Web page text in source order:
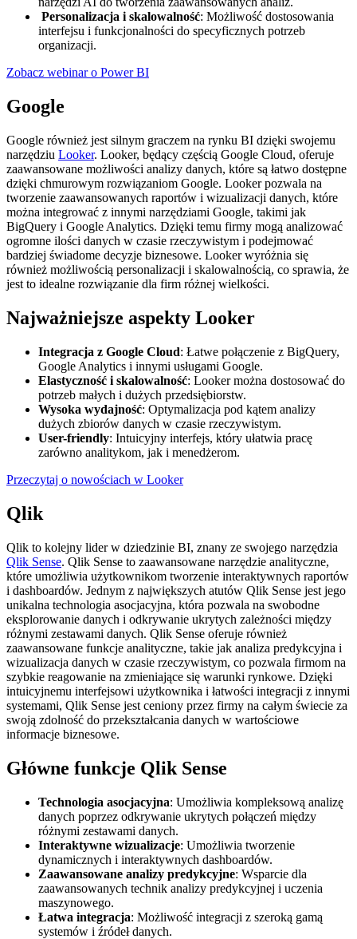
Personalizacja i skalowalność: Możliwość dostosowania
interfejsu i funkcjonalności do specyficznych potrzeb
organizacji.
Zobacz webinar o Power BI
Google
Google również jest silnym graczem na rynku BI dzięki swojemu
narzędziu Looker. Looker, będący częścią Google Cloud, oferuje
zaawansowane możliwości analizy danych, które są łatwo dostępne
dzięki chmurowym rozwiązaniom Google. Looker pozwala na
tworzenie zaawansowanych raportów i wizualizacji danych, które
można integrować z innymi narzędziami Google, takimi jak
BigQuery i Google Analytics. Dzięki temu firmy mogą analizować
ogromne ilości danych w czasie rzeczywistym i podejmować
bardziej świadome decyzje biznesowe. Looker wyróżnia się
również możliwością personalizacji i skalowalnością, co sprawia, że
jest to idealne rozwiązanie dla firm różnej wielkości.
Najważniejsze aspekty Looker
Integracja z Google Cloud: Łatwe połączenie z BigQuery,
Google Analytics i innymi usługami Google.
Elastyczność i skalowalność: Looker można dostosować do
potrzeb małych i dużych przedsiębiorstw.
Wysoka wydajność: Optymalizacja pod kątem analizy
dużych zbiorów danych w czasie rzeczywistym.
User-friendly: Intuicyjny interfejs, który ułatwia pracę
zarówno analitykom, jak i menedżerom.
Przeczytaj o nowościach w Looker
Qlik
Qlik to kolejny lider w dziedzinie BI, znany ze swojego narzędzia
Qlik Sense. Qlik Sense to zaawansowane narzędzie analityczne,
które umożliwia użytkownikom tworzenie interaktywnych raportów
i dashboardów. Jednym z największych atutów Qlik Sense jest jego
unikalna technologia asocjacyjna, która pozwala na swobodne
eksplorowanie danych i odkrywanie ukrytych zależności między
różnymi zestawami danych. Qlik Sense oferuje również
zaawansowane funkcje analityczne, takie jak analiza predykcyjna i
wizualizacja danych w czasie rzeczywistym, co pozwala firmom na
szybkie reagowanie na zmieniające się warunki rynkowe. Dzięki
intuicyjnemu interfejsowi użytkownika i łatwości integracji z innymi
systemami, Qlik Sense jest ceniony przez firmy na całym świecie za
swoją zdolność do przekształcania danych w wartościowe
informacje biznesowe.
Główne funkcje Qlik Sense
Technologia asocjacyjna: Umożliwia kompleksową analizę
danych poprzez odkrywanie ukrytych połączeń między
różnymi zestawami danych.
Interaktywne wizualizacje: Umożliwia tworzenie
dynamicznych i interaktywnych dashboardów.
Zaawansowane analizy predykcyjne: Wsparcie dla
zaawansowanych technik analizy predykcyjnej i uczenia
maszynowego.
Łatwa integracja: Możliwość integracji z szeroką gamą
systemów i źródeł danych.